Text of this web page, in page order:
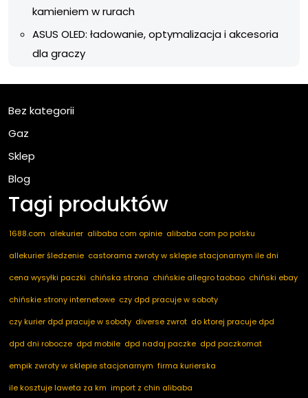
kamieniem w rurach
ASUS OLED: ładowanie, optymalizacja i akcesoria
dla graczy
Bez kategorii
Gaz
Sklep
Blog
Tagi produktów
1688.com alekurier alibaba com opinie alibaba com po polsku
allekurier śledzenie castorama zwroty w sklepie stacjonarnym ile dni
cena wysyłki paczki chińska strona chińskie allegro taobao chiński ebay
chińskie strony internetowe czy dpd pracuje w soboty
czy kurier dpd pracuje w soboty diverse zwrot do ktorej pracuje dpd
dpd dni robocze dpd mobile dpd nadaj paczke dpd paczkomat
empik zwroty w sklepie stacjonarnym firma kurierska
ile kosztuje laweta za km import z chin alibaba